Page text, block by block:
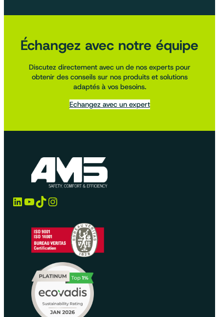
Échangez avec notre équipe
Discutez directement avec un de nos experts pour
obtenir des conseils sur nos produits et solutions
adaptés à vos besoins.
Echangez avec un expert
LinkedIn YouTube TikTok Instagram